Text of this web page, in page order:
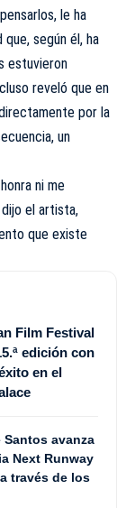
le ha
según él, ha
estuvieron
reveló que en
por la
un
ni me
dijo el artista,
que existe
Film Festival
edición con
en el
Santos avanza
Next Runway
través de los